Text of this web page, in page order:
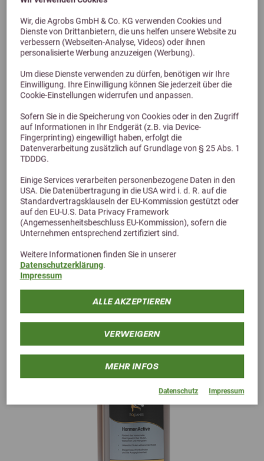
Wir, die Agrobs GmbH & Co. KG verwenden Cookies und
Dienste von Drittanbietern, die uns helfen unsere Website zu
verbessern (Webseiten-Analyse, Videos) oder ihnen
personalisierte Werbung anzuzeigen (Werbung).
Um diese Dienste verwenden zu dürfen, benötigen wir Ihre
Einwilligung. Ihre Einwilligung können Sie jederzeit über die
Cookie-Einstellungen widerrufen und anpassen.
Sofern Sie in die Speicherung von Cookies oder in den Zugriff
auf Informationen in Ihr Endgerät (z.B. via Device-
Fingerprinting) eingewilligt haben, erfolgt die
Datenverarbeitung zusätzlich auf Grundlage von § 25 Abs. 1
TDDDG.
Einige Services verarbeiten personenbezogene Daten in den
USA. Die Datenübertragung in die USA wird i. d. R. auf die
Standardvertragsklauseln der EU-Kommission gestützt oder
auf den EU-U.S. Data Privacy Framework
(Angemessenheitsbeschluss EU-Kommission), sofern die
Unternehmen entsprechend zertifiziert sind.
Weitere Informationen finden Sie in unserer
Datenschutzerklärung.
Impressum
ALLE AKZEPTIEREN
VERWEIGERN
MEHR INFOS
Datenschutz Impressum
4,5 (105 Bewertungen)
Agrobs AlpenHeu, 1 Palette, 24 x 12,5 kg
1 Palette, 24 x 12,5 kg
408,00 €
Previous
Alternative Produkte